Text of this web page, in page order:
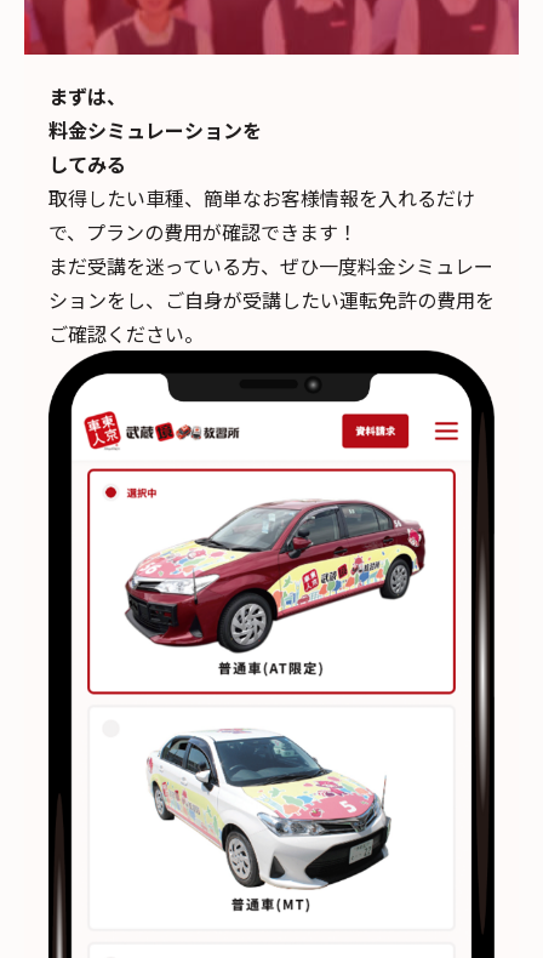
まずは、
料金シミュレーションを
してみる
取得したい車種、簡単なお客様情報を入れるだけ
で、 プランの費用が確認できます！
まだ受講を迷っている方、ぜひ一度料金シミュレー
ションをし、ご自身が受講したい運転免許の費用を
ご確認ください。